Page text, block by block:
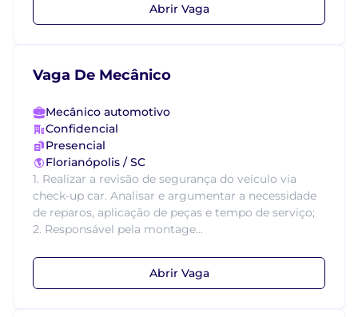
Abrir Vaga
Vaga De Mecânico
Mecânico automotivo
Confidencial
Presencial
Florianópolis / SC
1. Realizar a revisão de segurança do veículo via
check-up car. Analisar e argumentar a necessidade
de reparos, aplicação de peças e tempo de serviço;
2. Responsável pela montage...
Abrir Vaga